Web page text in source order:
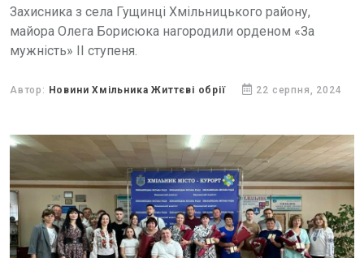
Захисника з села Гущинці Хмільницького району,
майора Олега Борисюка нагородили орденом «За
мужність» ІІ ступеня.
Автор: Новини Хмільника Життєві обрії 22 серпня, 2024